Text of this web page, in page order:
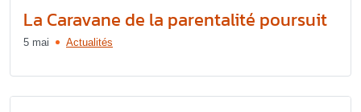
La Caravane de la parentalité poursuit
5 mai Actualités